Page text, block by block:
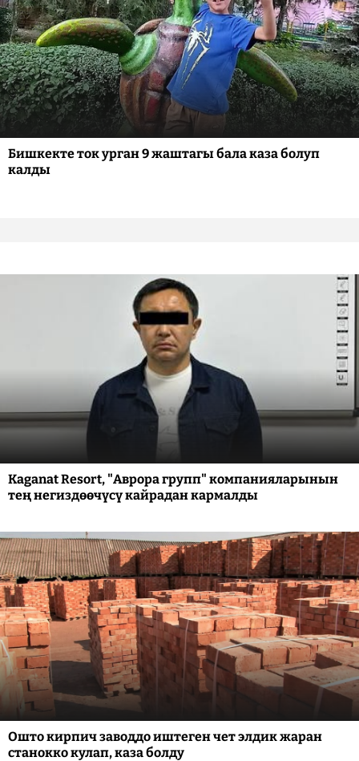
Бишкекте ток урган 9 жаштагы бала каза болуп
калды
Kaganat Resort, "Аврора групп" компанияларынын
тең негиздөөчүсү кайрадан кармалды
Ошто кирпич заводдо иштеген чет элдик жаран
станокко кулап, каза болду